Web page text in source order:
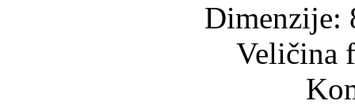
Dimenzije:
Veličina